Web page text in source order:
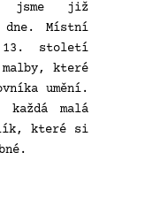
jsme již
dne. Místní
13. století
které
umění.
malá
které si